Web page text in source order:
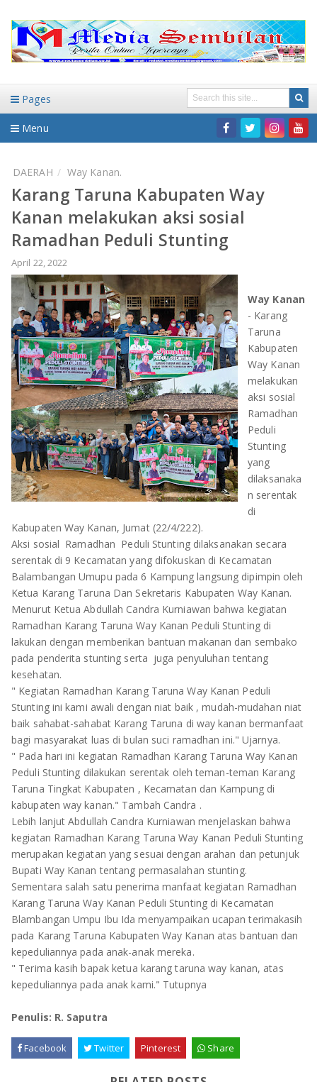
Pages
Menu
DAERAH
NASIONAL
DAERAH
BANDAR LAMPUNG
METRO
LAMPUNG TENGAH
LAMPUNG UTARA
LAMPUNG TIMUR
LAMPUNG BARAT
LAMPUNG SELATAN
PESAWARAN
TANGGAMUS
PESISIR BARAT
TULANG BAWANG
TULANG BAWANG BARAT
MESUJI
WAY KANAN
PRINGSEWU
HUKUM-KRIMINAL
PENDIDIKAN
WISATA
OLAHRAGA
ADVETORIAL
DAERAH Way Kanan.
Karang Taruna Kabupaten Way
Kanan melakukan aksi sosial
Ramadhan Peduli Stunting
April 22, 2022
Way Kanan
- Karang
Taruna
Kabupaten
Way Kanan
melakukan
aksi sosial
Ramadhan
Peduli
Stunting
yang
dilaksanaka
n serentak
di
Kabupaten Way Kanan, Jumat (22/4/222).
Aksi sosial Ramadhan Peduli Stunting dilaksanakan secara
serentak di 9 Kecamatan yang difokuskan di Kecamatan
Balambangan Umupu pada 6 Kampung langsung dipimpin oleh
Ketua Karang Taruna Dan Sekretaris Kabupaten Way Kanan.
Menurut Ketua Abdullah Candra Kurniawan bahwa kegiatan
Ramadhan Karang Taruna Way Kanan Peduli Stunting di
lakukan dengan memberikan bantuan makanan dan sembako
pada penderita stunting serta juga penyuluhan tentang
kesehatan.
" Kegiatan Ramadhan Karang Taruna Way Kanan Peduli
Stunting ini kami awali dengan niat baik , mudah-mudahan niat
baik sahabat-sahabat Karang Taruna di way kanan bermanfaat
bagi masyarakat luas di bulan suci ramadhan ini." Ujarnya.
" Pada hari ini kegiatan Ramadhan Karang Taruna Way Kanan
Peduli Stunting dilakukan serentak oleh teman-teman Karang
Taruna Tingkat Kabupaten , Kecamatan dan Kampung di
kabupaten way kanan." Tambah Candra .
Lebih lanjut Abdullah Candra Kurniawan menjelaskan bahwa
kegiatan Ramadhan Karang Taruna Way Kanan Peduli Stunting
merupakan kegiatan yang sesuai dengan arahan dan petunjuk
Bupati Way Kanan tentang permasalahan stunting.
Sementara salah satu penerima manfaat kegiatan Ramadhan
Karang Taruna Way Kanan Peduli Stunting di Kecamatan
Blambangan Umpu Ibu Ida menyampaikan ucapan terimakasih
pada Karang Taruna Kabupaten Way Kanan atas bantuan dan
kepeduliannya pada anak-anak mereka.
" Terima kasih bapak ketua karang taruna way kanan, atas
kepeduliannya pada anak kami." Tutupnya
Penulis: R. Saputra
Facebook Twitter Pinterest Share